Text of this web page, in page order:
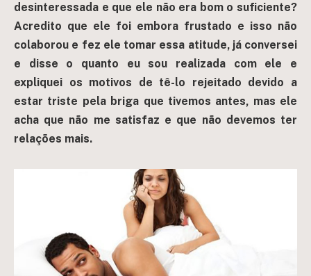
desinteressada e que ele não era bom o suficiente?
Acredito que ele foi embora frustado e isso não
colaborou e fez ele tomar essa atitude, já conversei
e disse o quanto eu sou realizada com ele e
expliquei os motivos de tê-lo rejeitado devido a
estar triste pela briga que tivemos antes, mas ele
acha que não me satisfaz e que não devemos ter
relações mais.